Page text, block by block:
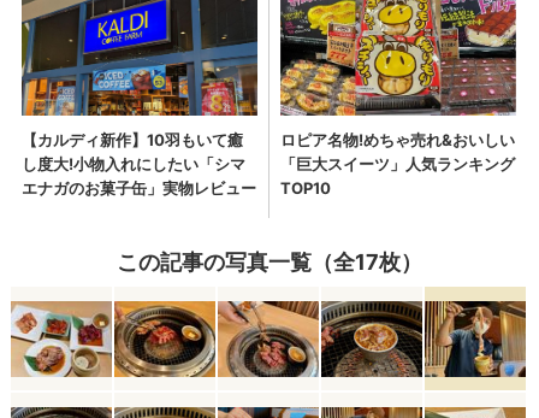
この記事の写真一覧（全17枚）